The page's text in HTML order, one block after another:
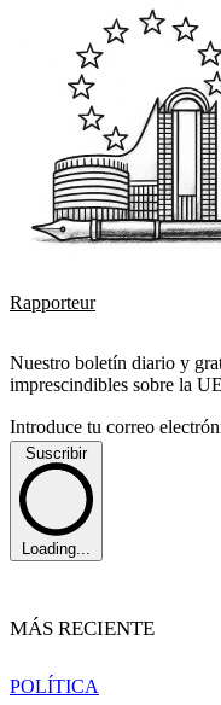
Rapporteur
Nuestro boletín diario y
imprescindibles sobre la
Introduce tu correo
Suscribir
Loading...
MÁS RECIENTE
POLÍTICA